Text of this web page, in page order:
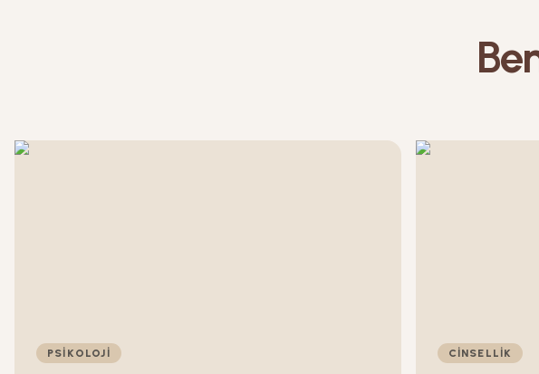
PSIKOLOJI CINSELLIK